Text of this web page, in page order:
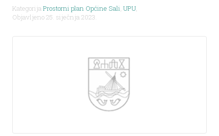
KategorijaProstorni plan Općine Sali, UPU,
Objavljeno 25. siječnja 2023.